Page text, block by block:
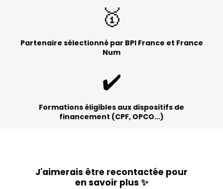
🥇
Partenaire sélectionné par BPI France et France
Num
✔️
Formations éligibles aux dispositifs de
financement (CPF, OPCO...)
J'aimerais être recontactée pour
en savoir plus ✨